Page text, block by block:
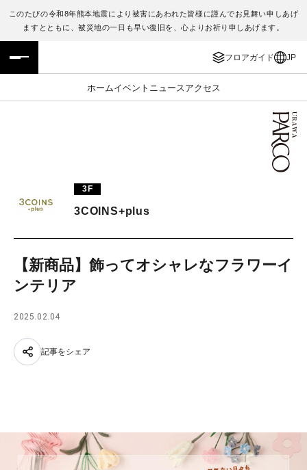
このたびの令和8年熊本地震により被害にあわれた皆様に謹んでお見舞い申しあげ
ますとともに、被災地の一日も早い復旧を、心よりお祈り申しあげます。
フロアガイド JP
ホームイベント ニュース アクセス
フロアガイド
施設案内・アクセス
TAX FREE
JP
ENGLISH
繁体字
日本語
3F
3COINS+plus
【新商品】飾ってオシャレなフラワーイ
ンテリア
2025.02.04
記事をシェア